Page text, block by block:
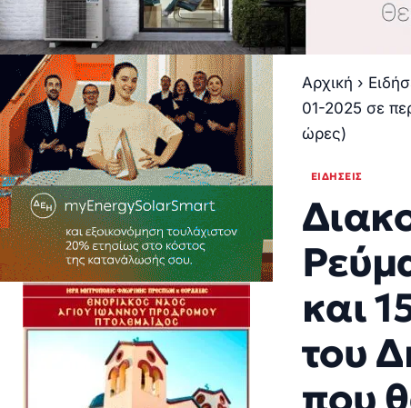
Αρχική ›
01-2025 σε
ώρες)
ΕΙΔΉΣΕΙΣ
και
του